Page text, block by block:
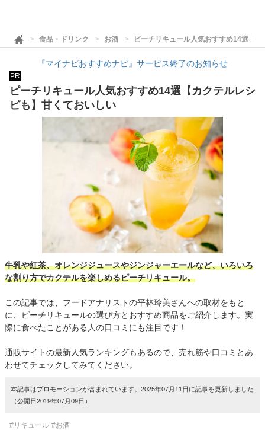
食品・ドリンク お酒 ピーチリキュール人気おすすめ14選【
『マイナビおすすめナビ』サービス終了のお知らせ
PR
ピーチリキュール人気おすすめ14選【カクテルレシ
ピも】甘くておいしい
牛乳や紅茶、オレンジジュースやジンジャーエールなど、いろいろ
な割り方でカクテルを楽しめるピーチリキュール。
この記事では、フードアナリストの平林玲美さんへの取材をもと
に、ピーチリキュールの選び方とおすすめ商品をご紹介します。実
際に食べたことがある人の口コミにも注目です！
通販サイトの最新人気ランキングもあるので、売れ筋や口コミとあ
わせてチェックしてみてください。
本記事はプロモーションが含まれています。2025年07月11日に記事を更新しました
（公開日2019年07月09日）
#リキュール #お酒